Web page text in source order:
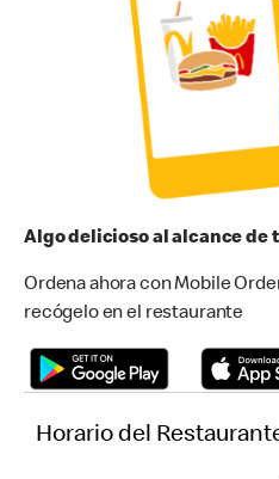
Algo delicioso al alcance de
Ordena ahora con Mobile
recógelo en el restaurante
Horario del